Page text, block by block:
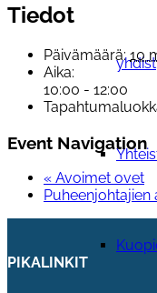
Tiedot
Päivämäärä: 10
Aika:
10:00 - 12:00
Event Navigation
« Avoimet ovet
PIKALINKIT